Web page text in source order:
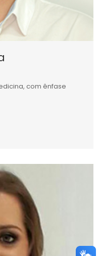
com ênfase